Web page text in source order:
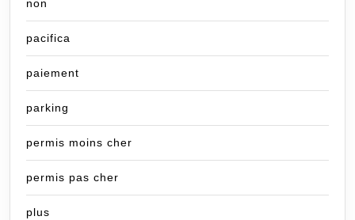
non
pacifica
paiement
parking
permis moins cher
permis pas cher
plus